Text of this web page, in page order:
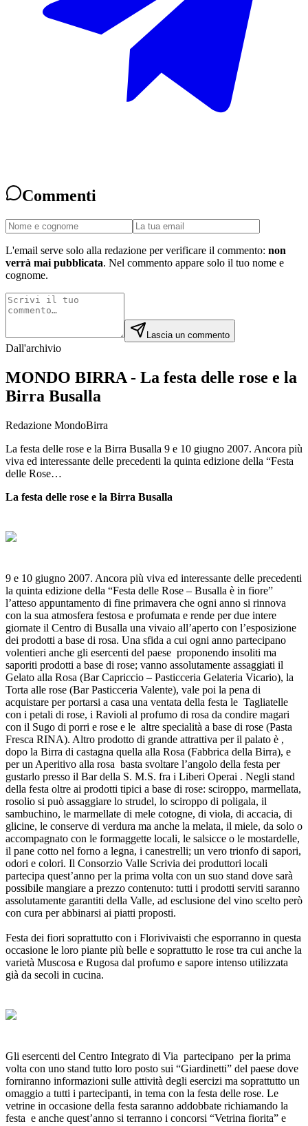
Commenti
L'email serve solo alla redazione per verificare il commento: non
verrà mai pubblicata. Nel commento appare solo il tuo nome e
cognome.
Lascia un commento
Dall'archivio
MONDO BIRRA - La festa delle rose e la
Birra Busalla
Redazione MondoBirra
La festa delle rose e la Birra Busalla 9 e 10 giugno 2007. Ancora più
viva ed interessante delle precedenti la quinta edizione della “Festa
delle Rose…
La festa delle rose e la Birra Busalla
9 e 10 giugno 2007. Ancora più viva ed interessante delle precedenti
la quinta edizione della “Festa delle Rose – Busalla è in fiore”
l’atteso appuntamento di fine primavera che ogni anno si rinnova
con la sua atmosfera festosa e profumata e rende per due intere
giornate il Centro di Busalla una vivaio all’aperto con l’esposizione
dei prodotti a base di rosa. Una sfida a cui ogni anno partecipano
volentieri anche gli esercenti del paese proponendo insoliti ma
saporiti prodotti a base di rose; vanno assolutamente assaggiati il
Gelato alla Rosa (Bar Capriccio – Pasticceria Gelateria Vicario), la
Torta alle rose (Bar Pasticceria Valente), vale poi la pena di
acquistare per portarsi a casa una ventata della festa le Tagliatelle
con i petali di rose, i Ravioli al profumo di rosa da condire magari
con il Sugo di porri e rose e le altre specialità a base di rose (Pasta
Fresca RINA). Altro prodotto di grande attrattiva per il palato è ,
dopo la Birra di castagna quella alla Rosa (Fabbrica della Birra), e
per un Aperitivo alla rosa basta svoltare l’angolo della festa per
gustarlo presso il Bar della S. M.S. fra i Liberi Operai . Negli stand
della festa oltre ai prodotti tipici a base di rose: sciroppo, marmellata,
rosolio si può assaggiare lo strudel, lo sciroppo di poligala, il
sambuchino, le marmellate di mele cotogne, di viola, di accacia, di
glicine, le conserve di verdura ma anche la melata, il miele, da solo o
accompagnato con le formaggette locali, le salsicce o le mostardelle,
il pane cotto nel forno a legna, i canestrelli; un vero trionfo di sapori,
odori e colori. Il Consorzio Valle Scrivia dei produttori locali
partecipa quest’anno per la prima volta con un suo stand dove sarà
possibile mangiare a prezzo contenuto: tutti i prodotti serviti saranno
assolutamente garantiti della Valle, ad esclusione del vino scelto però
con cura per abbinarsi ai piatti proposti.
Festa dei fiori soprattutto con i Florivivaisti che esporranno in questa
occasione le loro piante più belle e soprattutto le rose tra cui anche la
varietà Muscosa e Rugosa dal profumo e sapore intenso utilizzata
già da secoli in cucina.
Gli esercenti del Centro Integrato di Via partecipano per la prima
volta con uno stand tutto loro posto sui “Giardinetti” del paese dove
forniranno informazioni sulle attività degli esercizi ma soprattutto un
omaggio a tutti i partecipanti, in tema con la festa delle rose. Le
vetrine in occasione della festa saranno addobbate richiamando la
festa e anche quest’anno si terranno i concorsi “Vetrina fiorita” e